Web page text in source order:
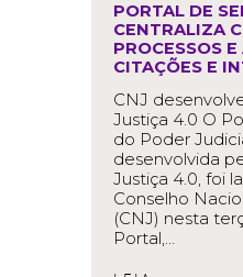
PORTAL DE
CENTRALIZA
PROCESSOS
CITAÇÕES E
CNJ
Justiça 4.0 O
do Poder
desenvolvida
Justiça 4.0, foi
Conselho
(CNJ) nesta
Portal,…